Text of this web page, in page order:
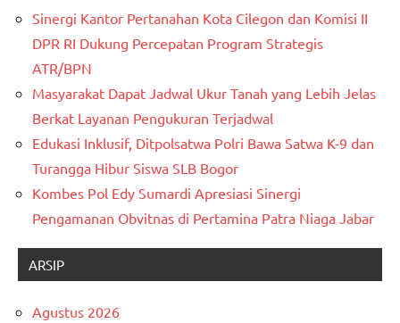
Sinergi Kantor Pertanahan Kota Cilegon dan Komisi II
DPR RI Dukung Percepatan Program Strategis
ATR/BPN
Masyarakat Dapat Jadwal Ukur Tanah yang Lebih Jelas
Berkat Layanan Pengukuran Terjadwal
Edukasi Inklusif, Ditpolsatwa Polri Bawa Satwa K-9 dan
Turangga Hibur Siswa SLB Bogor
Kombes Pol Edy Sumardi Apresiasi Sinergi
Pengamanan Obvitnas di Pertamina Patra Niaga Jabar
ARSIP
Agustus 2026